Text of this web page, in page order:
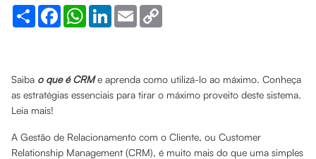
Share FacebookWhatsApp
LinkedInEmail
Saiba o que é CRMe aprenda como utilizá-lo ao máximo. Conheça
as estratégias essenciais para tirar o máximo proveito deste sistema.
Leia mais!
A Gestão de Relacionamento com o Cliente, ou Customer
Relationship Management (CRM), é muito mais do que uma simples